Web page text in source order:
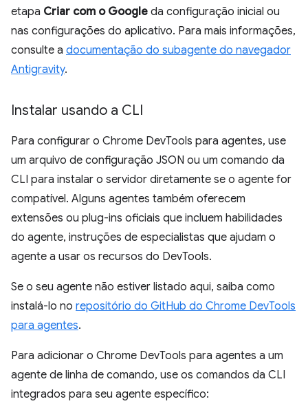
etapa Criar com o Google da configuração inicial ou
nas configurações do aplicativo. Para mais informações,
consulte a documentação do subagente do navegador
Antigravity.
Instalar usando a CLI
Para configurar o Chrome DevTools para agentes, use
um arquivo de configuração JSON ou um comando da
CLI para instalar o servidor diretamente se o agente for
compatível. Alguns agentes também oferecem
extensões ou plug-ins oficiais que incluem habilidades
do agente, instruções de especialistas que ajudam o
agente a usar os recursos do DevTools.
Se o seu agente não estiver listado aqui, saiba como
instalá-lo no repositório do GitHub do Chrome DevTools
para agentes.
Para adicionar o Chrome DevTools para agentes a um
agente de linha de comando, use os comandos da CLI
integrados para seu agente específico: